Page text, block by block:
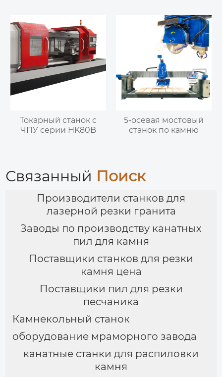
Токарный станок с
ЧПУ серии HK80B
5-осевая мостовый
станок по камню
Связанный Поиск
Производители станков для
лазерной резки гранита
Заводы по производству канатных
пил для камня
Поставщики станков для резки
камня цена
Поставщики пил для резки
песчаника
Камнекольный станок
оборудование мраморного завода
канатные станки для распиловки
камня